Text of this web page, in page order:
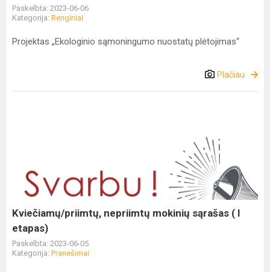
Paskelbta: 2023-06-06
Kategorija: Renginiai
Projektas „Ekologinio sąmoningumo nuostatų plėtojimas“
Plačiau
Kviečiamų/priimtų, nepriimtų mokinių sąrašas ( I
etapas)
Paskelbta: 2023-06-05
Kategorija: Pranešimai